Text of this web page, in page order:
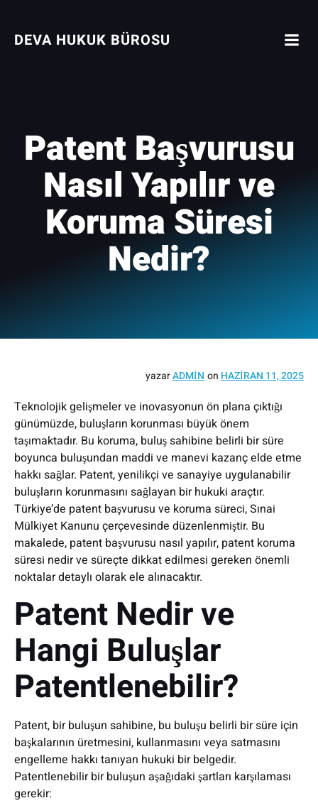
DEVA HUKUK BÜROSU
Patent Başvurusu
Nasıl Yapılır ve
Koruma Süresi
Nedir?
yazarADMIN on HAZIRAN 11, 2025
Teknolojik gelişmeler ve inovasyonun ön plana çıktığı
günümüzde, buluşların korunması büyük önem
taşımaktadır. Bu koruma, buluş sahibine belirli bir süre
boyunca buluşundan maddi ve manevi kazanç elde etme
hakkı sağlar. Patent, yenilikçi ve sanayiye uygulanabilir
buluşların korunmasını sağlayan bir hukuki araçtır.
Türkiye’de patent başvurusu ve koruma süreci, Sınai
Mülkiyet Kanunu çerçevesinde düzenlenmiştir. Bu
makalede, patent başvurusu nasıl yapılır, patent koruma
süresi nedir ve süreçte dikkat edilmesi gereken önemli
noktalar detaylı olarak ele alınacaktır.
Patent Nedir ve
Hangi Buluşlar
Patentlenebilir?
Patent, bir buluşun sahibine, bu buluşu belirli bir süre için
başkalarının üretmesini, kullanmasını veya satmasını
engelleme hakkı tanıyan hukuki bir belgedir.
Patentlenebilir bir buluşun aşağıdaki şartları karşılaması
gerekir: